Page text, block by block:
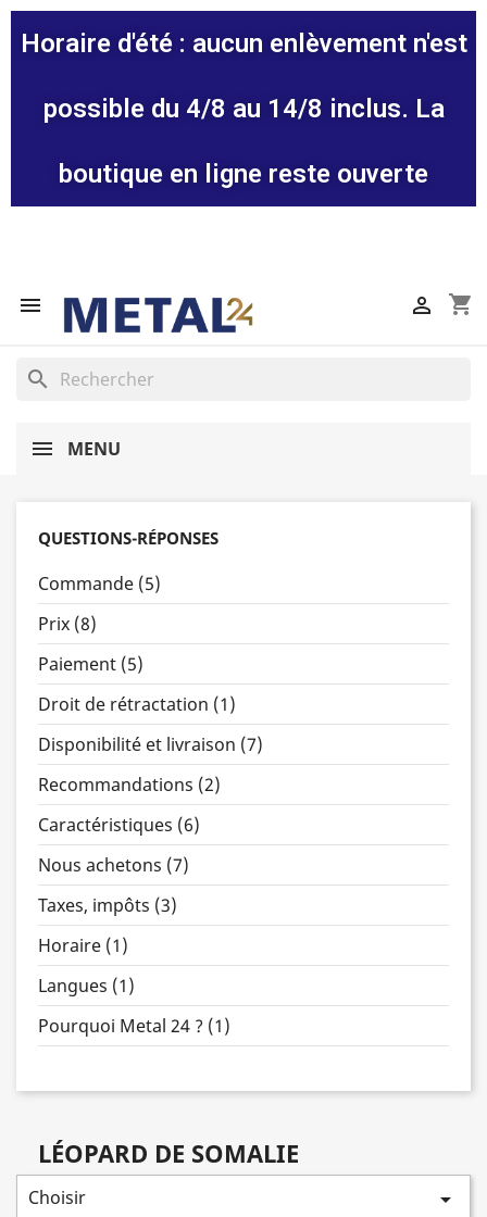
Horaire d'été : aucun enlèvement n'est
possible du 4/8 au 14/8 inclus. La
boutique en ligne reste ouverte
 shopping_cart

search
MENU
QUESTIONS-RÉPONSES
Commande (5)
Prix (8)
Paiement (5)
Droit de rétractation (1)
Disponibilité et livraison (7)
Recommandations (2)
Caractéristiques (6)
Nous achetons (7)
Taxes, impôts (3)
Horaire (1)
Langues (1)
Pourquoi Metal 24 ? (1)
LÉOPARD DE SOMALIE
Choisir 